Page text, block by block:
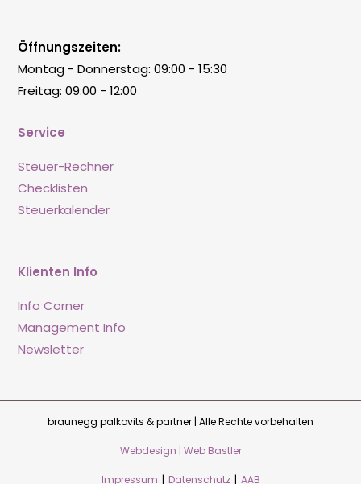
Service
Steuer-Rechner
Checklisten
Steuerkalender
Klienten Info
Info Corner
Management Info
Newsletter
Öffnungszeiten:
Montag - Donnerstag: 09:00 - 15:30
Freitag: 09:00 - 12:00
braunegg palkovits & partner | Alle Rechte vorbehalten
Webdesign | Web Bastler
Impressum | Datenschutz | AAB